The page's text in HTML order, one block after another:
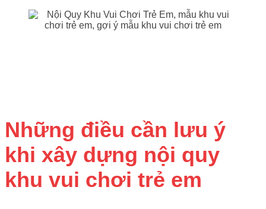
Những điều cần lưu ý
khi xây dựng nội quy
khu vui chơi trẻ em